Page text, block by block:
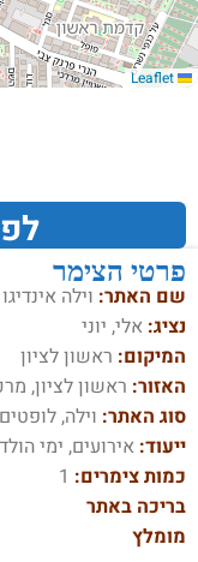
פרטי הצימר
שם האתר: וילה
נציג: אלי, יוני
המיקום: ראשון לציון
האזור: ראשון לציון,
סוג האתר: וילה, לופטים
ייעוד: אירועים, ימי
כמות צימרים: 1
בריכה באתר
מומלץ